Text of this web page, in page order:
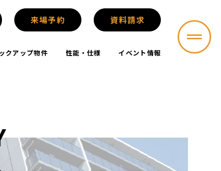
来場予約 資料請求
クアップ物件 性能・仕様 イベント情報